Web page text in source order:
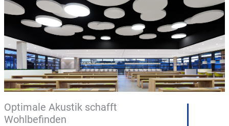
Optimale Akustik schafft
Wohlbefinden